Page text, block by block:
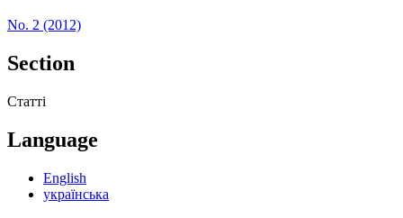
No. 2 (2012)
Section
Статті
Language
English
українська